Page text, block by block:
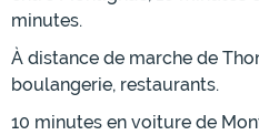
minutes.
À distance de marche de
boulangerie, restaurants.
10 minutes en voiture de